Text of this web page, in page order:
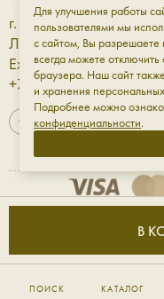
ПОИСК КАТАЛОГ
В
г. Санкт-Петербург,
Лиговский проспект,
Ежедневно с 10:00 до
+7 961 811-18-98
ИП Мирфазы Сергей
Для улучшения работы
пользователями мы
с сайтом, Вы
всегда можете
браузера. Наш сайт
и хранения
Подробнее можно
конфиденциальности.